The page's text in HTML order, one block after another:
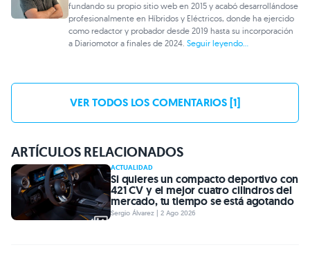
fundando su propio sitio web en 2015 y acabó desarrollándose
profesionalmente en Híbridos y Eléctricos, donde ha ejercido
como redactor y probador desde 2019 hasta su incorporación
a Diariomotor a finales de 2024.Seguir leyendo...
VER TODOS LOS COMENTARIOS [1]
ARTÍCULOS RELACIONADOS
ACTUALIDAD
Si quieres un compacto deportivo con
421 CV y el mejor cuatro cilindros del
mercado, tu tiempo se está agotando
Sergio Álvarez | 2 Ago 2026